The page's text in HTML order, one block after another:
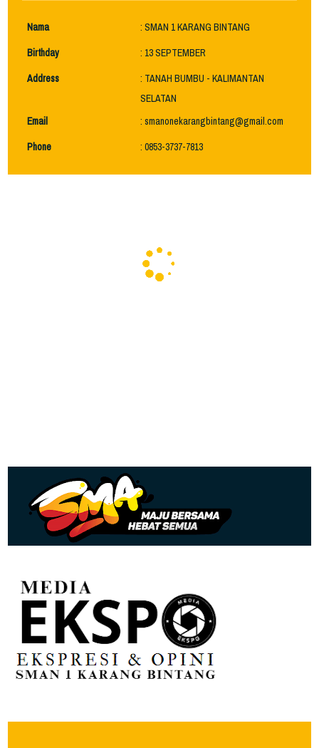
Nama
: SMAN 1 KARANG BINTANG
Birthday
: 13 SEPTEMBER
Address
: TANAH BUMBU - KALIMANTAN
SELATAN
Email
: smanonekarangbintang@gmail.com
Phone
: 0853-3737-7813